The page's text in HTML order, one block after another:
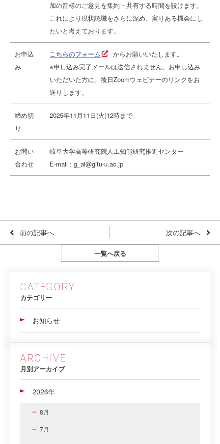
加の皆様のご意見を集約・共有する時間を設けます。
これにより現状認識をさらに深め、実りある機会にし
たいと考えております。
お申込
み
こちらのフォーム
からお願いいたします。
※申し込み完了メールは送信されません。お申し込み
いただいた方に、後日Zoomウェビナーのリンクをお
送りします。
締め切
り
2025年11月11日(火)12時まで
お問い
合わせ
岐阜大学高等研究院人工知能研究推進センター
E-mail : g_ai@gifu-u.ac.jp
前の記事へ 次の記事へ
一覧へ戻る
CATEGORY
カテゴリー
お知らせ
ARCHIVE
月別アーカイブ
2026年
8月
7月